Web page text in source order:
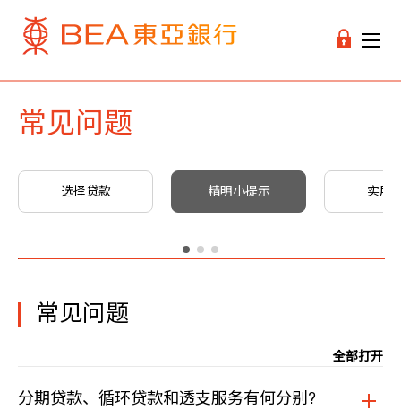
常见问题
选择贷款 精明小提示 实用
常见问题
全部打开
分期贷款、循环贷款和透支服务有何分别?